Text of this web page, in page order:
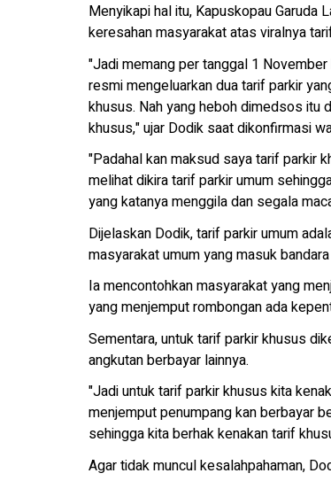
Menyikapi hal itu, Kapuskopau Garuda
keresahan masyarakat atas viralnya
"Jadi memang per tanggal 1
resmi mengeluarkan dua tarif parkir
khusus. Nah yang heboh dimedsos itu
khusus," ujar Dodik saat dikonfirmasi
"Padahal kan maksud saya tarif parkir
melihat dikira tarif parkir umum
yang katanya menggila dan segala
Dijelaskan Dodik, tarif parkir umum
masyarakat umum yang masuk
Ia mencontohkan masyarakat yang
yang menjemput rombongan ada
Sementara, untuk tarif parkir khusus
angkutan berbayar lainnya.
"Jadi untuk tarif parkir khusus kita
menjemput penumpang kan berbayar
sehingga kita berhak kenakan tarif
Agar tidak muncul kesalahpahaman,